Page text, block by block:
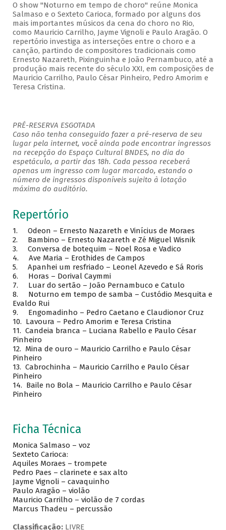
O show "Noturno em tempo de choro" reúne Monica
Salmaso e o Sexteto Carioca, formado por alguns dos
mais importantes músicos da cena do choro no Rio,
como Mauricio Carrilho, Jayme Vignoli e Paulo Aragão. O
repertório investiga as interseções entre o choro e a
canção, partindo de compositores tradicionais como
Ernesto Nazareth, Pixinguinha e João Pernambuco, até a
produção mais recente do século XXI, em composições de
Mauricio Carrilho, Paulo César Pinheiro, Pedro Amorim e
Teresa Cristina.
PRÉ-RESERVA ESGOTADA
Caso não tenha conseguido fazer a pré-reserva de seu
lugar pela internet, você ainda pode encontrar ingressos
na recepção do Espaço Cultural BNDES, no dia do
espetáculo, a partir das 18h. Cada pessoa receberá
apenas um ingresso com lugar marcado, estando o
número de ingressos disponíveis sujeito à lotação
máxima do auditório.
Repertório
1. Odeon – Ernesto Nazareth e Vinícius de Moraes
2. Bambino – Ernesto Nazareth e Zé Miguel Wisnik
3. Conversa de botequim – Noel Rosa e Vadico
4. Ave Maria – Erothides de Campos
5. Apanhei um resfriado – Leonel Azevedo e Sá Roris
6. Horas – Dorival Caymmi
7. Luar do sertão – João Pernambuco e Catulo
8. Noturno em tempo de samba – Custódio Mesquita e
Evaldo Rui
9. Engomadinho – Pedro Caetano e Claudionor Cruz
10. Lavoura – Pedro Amorim e Teresa Cristina
11. Candeia branca – Luciana Rabello e Paulo César
Pinheiro
12. Mina de ouro – Mauricio Carrilho e Paulo César
Pinheiro
13. Cabrochinha – Mauricio Carrilho e Paulo César
Pinheiro
14. Baile no Bola – Mauricio Carrilho e Paulo César
Pinheiro
Ficha Técnica
Monica Salmaso – voz
Sexteto Carioca:
Aquiles Moraes – trompete
Pedro Paes – clarinete e sax alto
Jayme Vignoli – cavaquinho
Paulo Aragão – violão
Mauricio Carrilho – violão de 7 cordas
Marcus Thadeu – percussão
Classificação: LIVRE